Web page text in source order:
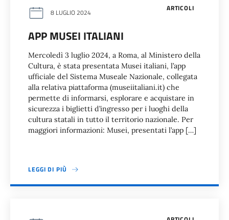
ARTICOLI
8 LUGLIO 2024
APP MUSEI ITALIANI
Mercoledì 3 luglio 2024, a Roma, al Ministero della
Cultura, è stata presentata Musei italiani, l’app
ufficiale del Sistema Museale Nazionale, collegata
alla relativa piattaforma (museiitaliani.it) che
permette di informarsi, esplorare e acquistare in
sicurezza i biglietti d’ingresso per i luoghi della
cultura statali in tutto il territorio nazionale. Per
maggiori informazioni: Musei, presentati l’app […]
LEGGI DI PIÙ